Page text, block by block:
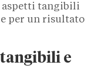
aspetti tangibili
per un risultato
tangibili e